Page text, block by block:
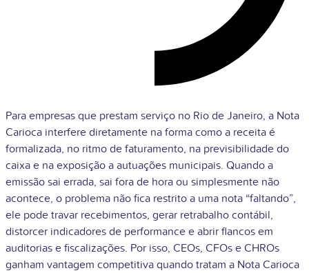
Para empresas que prestam serviço no Rio de Janeiro, a Nota
Carioca interfere diretamente na forma como a receita é
formalizada, no ritmo de faturamento, na previsibilidade do
caixa e na exposição a autuações municipais. Quando a
emissão sai errada, sai fora de hora ou simplesmente não
acontece, o problema não fica restrito a uma nota “faltando”,
ele pode travar recebimentos, gerar retrabalho contábil,
distorcer indicadores de performance e abrir flancos em
auditorias e fiscalizações. Por isso, CEOs, CFOs e CHROs
ganham vantagem competitiva quando tratam a Nota Carioca